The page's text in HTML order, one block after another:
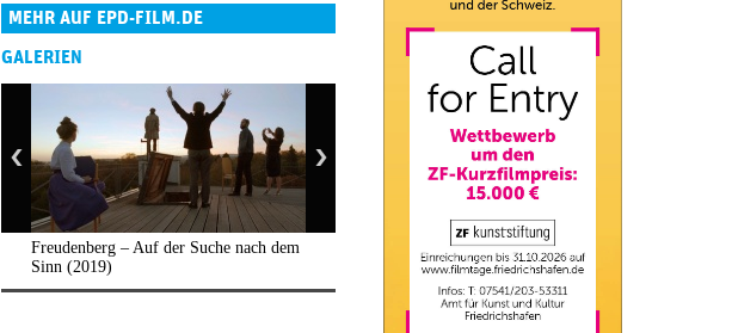
MEHR AUF EPD-FILM.DE
GALERIEN
Freudenberg – Auf der Suche nach dem
Sinn (2019)